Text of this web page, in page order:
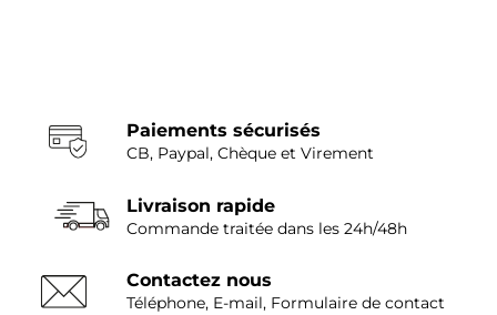
Paiements sécurisés
CB, Paypal, Chèque et Virement
Livraison rapide
Commande traitée dans les 24h/48h
Contactez nous
Téléphone, E-mail, Formulaire de contact